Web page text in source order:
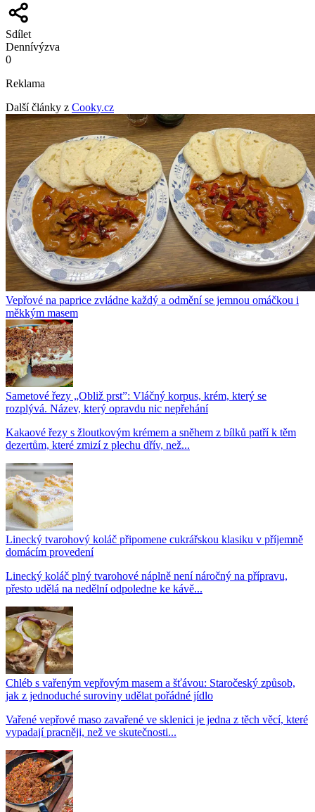
Sdílet
Dennívýzva
0
Reklama
Další články z Cooky.cz
Vepřové na paprice zvládne každý a odmění se jemnou omáčkou i
měkkým masem
Sametové řezy „Obliž prst”: Vláčný korpus, krém, který se
rozplývá. Název, který opravdu nic nepřehání
Kakaové řezy s žloutkovým krémem a sněhem z bílků patří k těm
dezertům, které zmizí z plechu dřív, než...
Linecký tvarohový koláč připomene cukrářskou klasiku v příjemně
domácím provedení
Linecký koláč plný tvarohové náplně není náročný na přípravu,
přesto udělá na nedělní odpoledne ke kávě...
Chléb s vařeným vepřovým masem a šťávou: Staročeský způsob,
jak z jednoduché suroviny udělat pořádné jídlo
Vařené vepřové maso zavařené ve sklenici je jedna z těch věcí, které
vypadají pracněji, než ve skutečnosti...